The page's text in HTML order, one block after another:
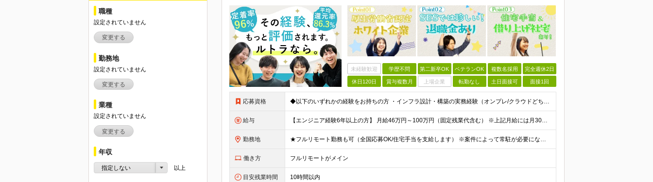
職種
設定されていません
変更する
勤務地
設定されていません
変更する
業種
設定されていません
変更する
年収
指定しない 以上
未経験歓迎 学歴不問 第二新卒OK ベテランOK 複数名採用 完全週休2日
休日120日 賞与複数月 上場企業 転勤なし 土日面接可 面接1回
応募資格 ◆以下のいずれかの経験をお持ちの方 ・インフラ設計・構築の実務経験（オンプレ/クラウドどちらもOK） ・クラウド環境下での運用保守に関する実務経験 ◆学歴不問 ＜こんな方は特に歓迎します＞ ◎これま
給与 【エンジニア経験6年以上の方】 月給46万円～100万円（固定残業代含む） ※上記月給には月30時間分の固定残業代（月8万7,400円～月19万円）を含む。超過分は全額支給。 【エンジニア経験4年以
勤務地 ★フルリモート勤務も可（全国応募OK/住宅手当を支給します） ※案件によって常駐が必要になる場合があります。 ※希望がない限り、転勤はありません ※U・Iターン歓迎 ★ルトラの社員は全国各地で活躍中
働き方 フルリモートがメイン
目安残業時間 10時間以内